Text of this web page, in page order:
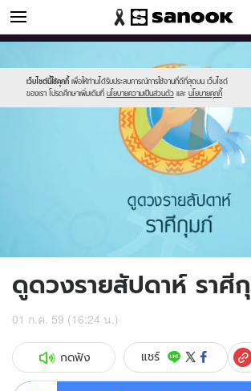
ดูดวง
เว็บไซต์นี้ใช้คุกกี้ เพื่อให้ท่านได้รับประสบการณ์การใช้งานที่ดีที่สุดบน เว็บไซต์
ของเรา โปรดศึกษาเพิ่มเติมที่ นโยบายความเป็นส่วนตัว และ นโยบายคุกกี้
new-
sanook.png
ดูดวงรายสัปดาห์ ราศี
01 ก.ค. 59 (16:24 น.)
กดฟัง แชร์